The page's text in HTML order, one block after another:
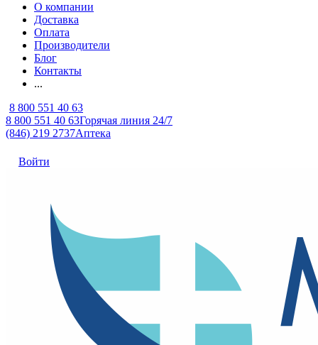
О компании
Доставка
Оплата
Производители
Блог
Контакты
...
8 800 551 40 63
8 800 551 40 63Горячая линия 24/7
(846) 219 2737Аптека
Войти